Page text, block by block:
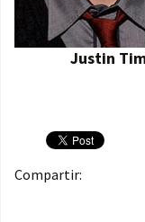
Justin
Compartir: